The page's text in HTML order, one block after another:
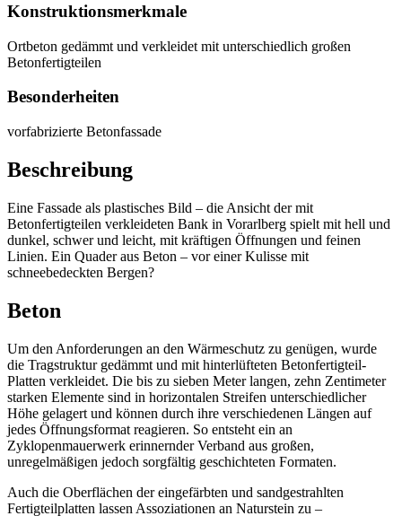
Konstruktionsmerkmale
Ortbeton gedämmt und verkleidet mit unterschiedlich großen
Betonfertigteilen
Besonderheiten
vorfabrizierte Betonfassade
Beschreibung
Eine Fassade als plastisches Bild – die Ansicht der mit
Betonfertigteilen verkleideten Bank in Vorarlberg spielt mit hell und
dunkel, schwer und leicht, mit kräftigen Öffnungen und feinen
Linien. Ein Quader aus Beton – vor einer Kulisse mit
schneebedeckten Bergen?
Beton
Um den Anforderungen an den Wärmeschutz zu genügen, wurde
die Tragstruktur gedämmt und mit hinterlüfteten Betonfertigteil-
Platten verkleidet. Die bis zu sieben Meter langen, zehn Zentimeter
starken Elemente sind in horizontalen Streifen unterschiedlicher
Höhe gelagert und können durch ihre verschiedenen Längen auf
jedes Öffnungsformat reagieren. So entsteht ein an
Zyklopenmauerwerk erinnernder Verband aus großen,
unregelmäßigen jedoch sorgfältig geschichteten Formaten.
Auch die Oberflächen der eingefärbten und sandgestrahlten
Fertigteilplatten lassen Assoziationen an Naturstein zu –